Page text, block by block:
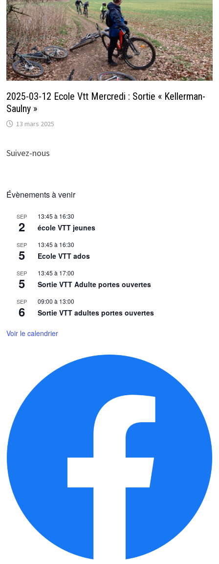
2025-03-12 Ecole Vtt Mercredi : Sortie « Kellerman-
Saulny »
13 mars 2025
Suivez-nous
Évènements à venir
SEP
2
13:45 à 16:30
école VTT jeunes
SEP
5
13:45 à 16:30
Ecole VTT ados
SEP
5
13:45 à 17:00
Sortie VTT Adulte portes ouvertes
SEP
6
09:00 à 13:00
Sortie VTT adultes portes ouvertes
Voir le calendrier